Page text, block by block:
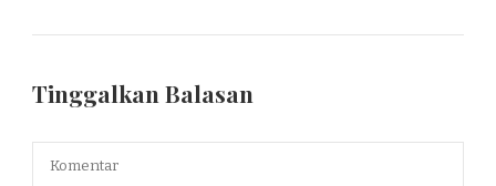
Tinggalkan Balasan